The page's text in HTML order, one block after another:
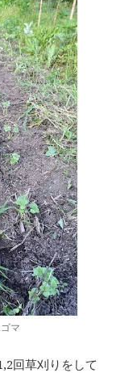
マ
回草刈りをして